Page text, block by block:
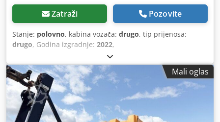
Zatraži Pozovite
Stanje: polovno, kabina vozača: drugo, tip prijenosa:
drugo, Godina izgradnje: 2022,
Mali oglas